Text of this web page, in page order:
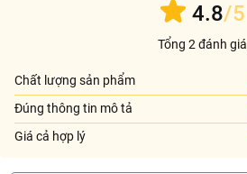
4.8/5
Tổng 2 đánh giá
Chất lượng sản phẩm
Đúng thông tin mô tả
Giá cả hợp lý